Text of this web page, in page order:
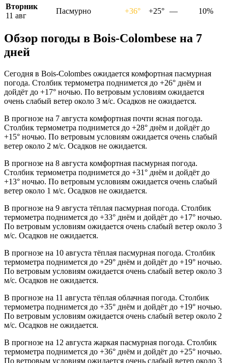
Вторник
11 авг
Пасмурно +36° +25° — 10%
Обзор погоды в Bois-Colombesе на 7
дней
Сегодня в Bois-Colombes ожидается комфортная пасмурная
погода. Столбик термометра поднимется до +26° днём и
дойдёт до +17° ночью. По ветровым условиям ожидается
очень слабый ветер около 3 м/с. Осадков не ожидается.
В прогнозе на 7 августа комфортная почти ясная погода.
Столбик термометра поднимется до +28° днём и дойдёт до
+15° ночью. По ветровым условиям ожидается очень слабый
ветер около 2 м/с. Осадков не ожидается.
В прогнозе на 8 августа комфортная пасмурная погода.
Столбик термометра поднимется до +31° днём и дойдёт до
+13° ночью. По ветровым условиям ожидается очень слабый
ветер около 1 м/с. Осадков не ожидается.
В прогнозе на 9 августа тёплая пасмурная погода. Столбик
термометра поднимется до +33° днём и дойдёт до +17° ночью.
По ветровым условиям ожидается очень слабый ветер около 3
м/с. Осадков не ожидается.
В прогнозе на 10 августа тёплая пасмурная погода. Столбик
термометра поднимется до +29° днём и дойдёт до +19° ночью.
По ветровым условиям ожидается очень слабый ветер около 3
м/с. Осадков не ожидается.
В прогнозе на 11 августа тёплая облачная погода. Столбик
термометра поднимется до +35° днём и дойдёт до +19° ночью.
По ветровым условиям ожидается очень слабый ветер около 2
м/с. Осадков не ожидается.
В прогнозе на 12 августа жаркая пасмурная погода. Столбик
термометра поднимется до +36° днём и дойдёт до +25° ночью.
По ветровым условиям ожидается очень слабый ветер около 3